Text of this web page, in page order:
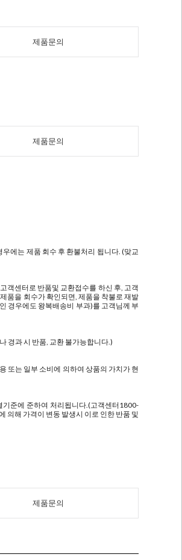
제품문의
제품문의
에는 제품 회수 후 환불처리 됩니다. (맞교
객센터로 반품및 교환접수를 하신 후, 고객
품을 회수가 확인되면, 제품을 착불로 재발
경우에도 왕복배송비 부과)를 고객님께 부
경과 시 반품, 교환 불가능합니다.)
또는 일부 소비에 의하여 상품의 가치가 현
준에 준하여 처리됩니다.(고객센터1800-
의해 가격이 변동 발생시 이로 인한 반품 및
제품문의